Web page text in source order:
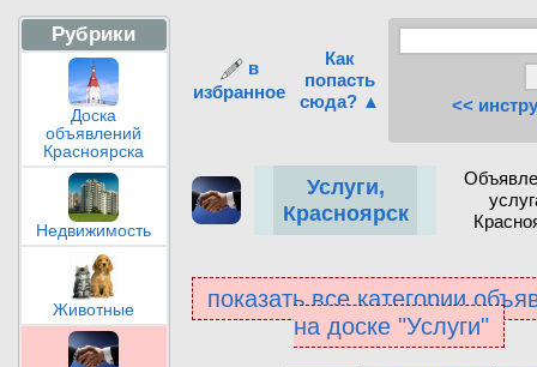
Рубрики
Доска
объявлений
Красноярска
Недвижимость
Животные
в
избранное
Как
попасть
сюда? ▲
<<
Услуги,
Красноярск
показать все категории
на доске "Услуги"